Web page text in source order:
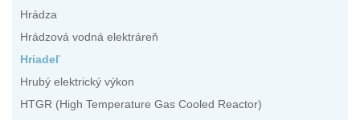
Hrádza
Hrádzová vodná elektráreň
Hriadeľ
Hrubý elektrický výkon
HTGR (High Temperature Gas Cooled Reactor)